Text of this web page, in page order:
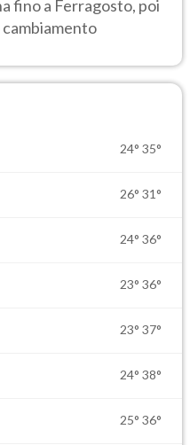
fino a Ferragosto, poi
24° 35°
26° 31°
24° 36°
23° 36°
23° 37°
24° 38°
25° 36°